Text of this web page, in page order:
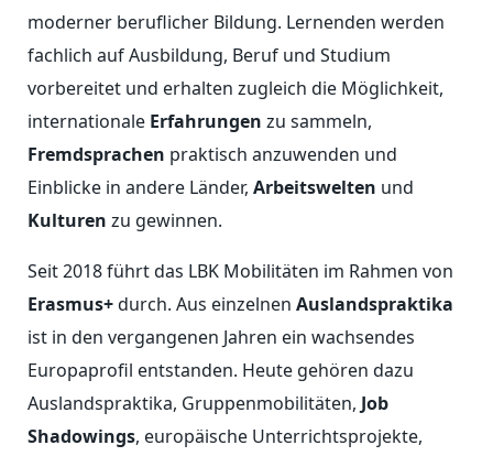
moderner beruflicher Bildung. Lernenden werden
fachlich auf Ausbildung, Beruf und Studium
vorbereitet und erhalten zugleich die Möglichkeit,
internationale Erfahrungen zu sammeln,
Fremdsprachen praktisch anzuwenden und
Einblicke in andere Länder, Arbeitswelten und
Kulturen zu gewinnen.
Seit 2018 führt das LBK Mobilitäten im Rahmen von
Erasmus+durch. Aus einzelnen Auslandspraktika
ist in den vergangenen Jahren ein wachsendes
Europaprofil entstanden. Heute gehören dazu
Auslandspraktika, Gruppenmobilitäten, Job
Shadowings, europäische Unterrichtsprojekte,